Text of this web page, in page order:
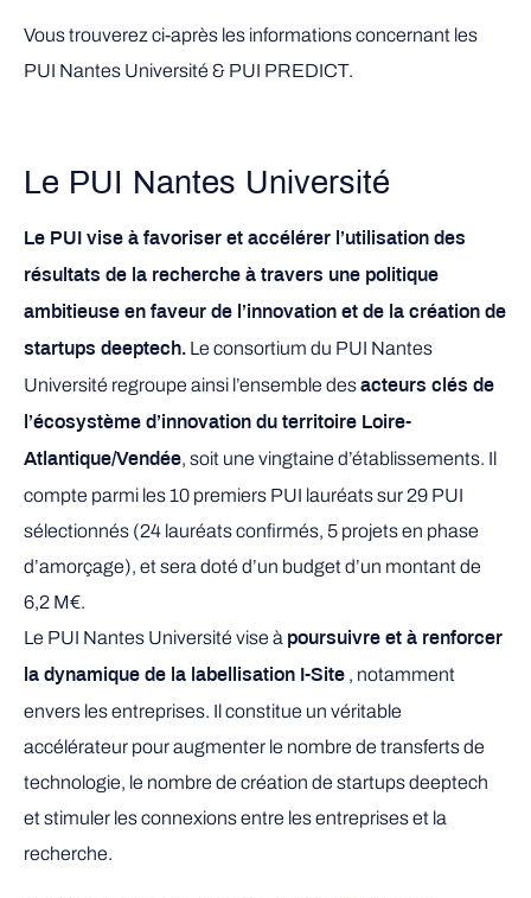
Vous trouverez ci-après les informations concernant les
PUI Nantes Université & PUI PREDICT.
Le PUI Nantes Université
Le PUI vise à favoriser et accélérer l’utilisation des
résultats de la recherche à travers une politique
ambitieuse en faveur de l’innovation et de la création de
startups deeptech. Le consortium du PUI Nantes
Université regroupe ainsi l’ensemble des acteurs clés de
l’écosystème d’innovation du territoire Loire-
Atlantique/Vendée, soit une vingtaine d’établissements. Il
compte parmi les 10 premiers PUI lauréats sur 29 PUI
sélectionnés (24 lauréats confirmés, 5 projets en phase
d’amorçage), et sera doté d’un budget d’un montant de
6,2 M€.
Le PUI Nantes Université vise à poursuivre et à renforcer
la dynamique de la labellisation I-Site , notamment
envers les entreprises. Il constitue un véritable
accélérateur pour augmenter le nombre de transferts de
technologie, le nombre de création de startups deeptech
et stimuler les connexions entre les entreprises et la
recherche.